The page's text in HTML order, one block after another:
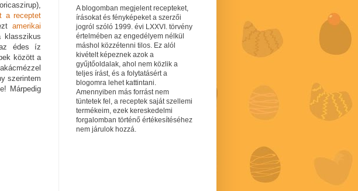
a receptet
amerikai
klasszikus
édes íz
között a
szerintem
Márpedig
A blogomban megjelent recepteket,
írásokat és fényképeket a szerzői
jogról szóló 1999. évi LXXVI. törvény
értelmében az engedélyem nélkül
máshol közzétenni tilos. Ez alól
kivételt képeznek azok a
gyűjtőoldalak, ahol nem közlik a
teljes írást, és a folytatásért a
blogomra lehet kattintani.
Amennyiben más forrást nem
tüntetek fel, a receptek saját szellemi
termékeim, ezek kereskedelmi
forgalomban történő értékesítéséhez
nem járulok hozzá.